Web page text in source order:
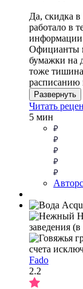
Да, скидка в
работало в
информации
Официанты
бумажки на
тоже
расписанию
Развернуть
Читать
5 мин
Fado
2.2